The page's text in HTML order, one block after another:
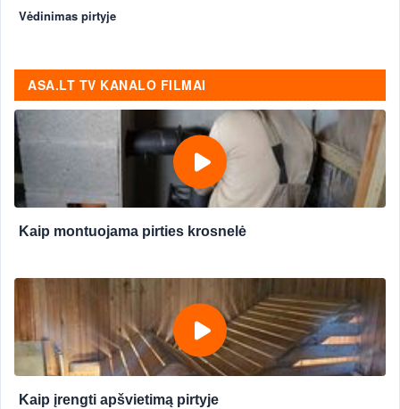
Vėdinimas pirtyje
ASA.LT TV KANALO FILMAI
Kaip montuojama pirties krosnelė
Kaip įrengti apšvietimą pirtyje